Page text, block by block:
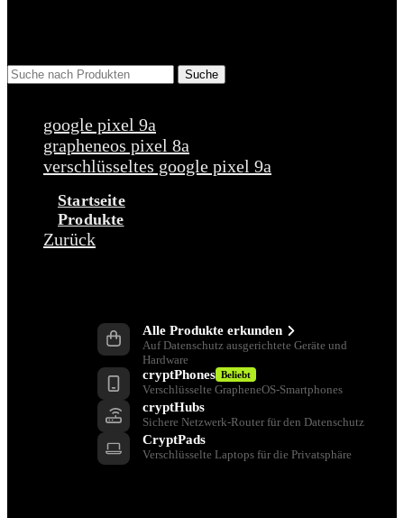
Suche
google pixel 9a
grapheneos pixel 8a
verschlüsseltes google pixel 9a
Startseite
Produkte
Zurück
Alle Produkte erkunden
Auf Datenschutz ausgerichtete Geräte und
Hardware
cryptPhones Beliebt
Verschlüsselte GrapheneOS-Smartphones
cryptHubs
Sichere Netzwerk-Router für den Datenschutz
CryptPads
Verschlüsselte Laptops für die Privatsphäre